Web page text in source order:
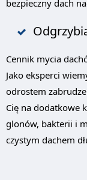
bezpieczny dach
Cennik mycia
Jako eksperci
odrostem
Cię na dodatkowe
glonów, bakterii i
czystym dachem